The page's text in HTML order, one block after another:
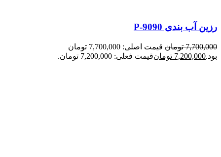
رزین آب بندی P-9090
7,700,000 تومان
قیمت اصلی: 7,700,000 تومان
بود.7,200,000 تومانقیمت فعلی: 7,200,000 تومان.